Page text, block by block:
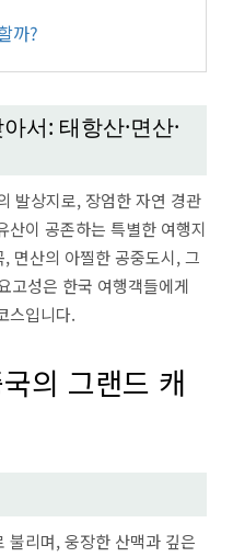
까?
서: 태항산·면산·
발상지로, 장엄한 자연 경관
산이 공존하는 특별한 여행지
면산의 아찔한 공중도시, 그
고성은 한국 여행객들에게
스입니다.
의 그랜드 캐
불리며, 웅장한 산맥과 깊은